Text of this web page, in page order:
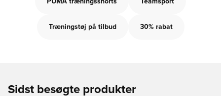
PUMA træningsshorts Teamsport
Træningstøj på tilbud 30% rabat
Sidst besøgte produkter